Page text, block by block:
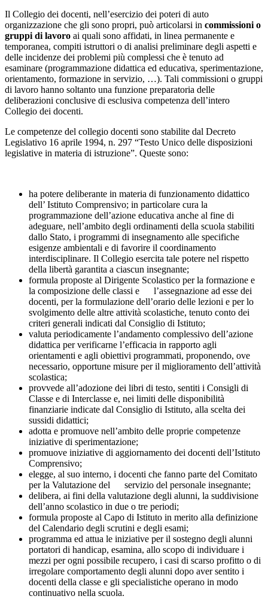
Il Collegio dei docenti, nell’esercizio dei poteri di auto
organizzazione che gli sono propri, può articolarsi in commissioni o
gruppi di lavoro ai quali sono affidati, in linea permanente e
temporanea, compiti istruttori o di analisi preliminare degli aspetti e
delle incidenze dei problemi più complessi che è tenuto ad
esaminare (programmazione didattica ed educativa, sperimentazione,
orientamento, formazione in servizio, …). Tali commissioni o gruppi
di lavoro hanno soltanto una funzione preparatoria delle
deliberazioni conclusive di esclusiva competenza dell’intero
Collegio dei docenti.
Le competenze del collegio docenti sono stabilite dal Decreto
Legislativo 16 aprile 1994, n. 297 “Testo Unico delle disposizioni
legislative in materia di istruzione”. Queste sono:
ha potere deliberante in materia di funzionamento didattico
dell’ Istituto Comprensivo; in particolare cura la
programmazione dell’azione educativa anche al fine di
adeguare, nell’ambito degli ordinamenti della scuola stabiliti
dallo Stato, i programmi di insegnamento alle specifiche
esigenze ambientali e di favorire il coordinamento
interdisciplinare. Il Collegio esercita tale potere nel rispetto
della libertà garantita a ciascun insegnante;
formula proposte al Dirigente Scolastico per la formazione e
la composizione delle classi e l’assegnazione ad esse dei
docenti, per la formulazione dell’orario delle lezioni e per lo
svolgimento delle altre attività scolastiche, tenuto conto dei
criteri generali indicati dal Consiglio di Istituto;
valuta periodicamente l’andamento complessivo dell’azione
didattica per verificarne l’efficacia in rapporto agli
orientamenti e agli obiettivi programmati, proponendo, ove
necessario, opportune misure per il miglioramento dell’attività
scolastica;
provvede all’adozione dei libri di testo, sentiti i Consigli di
Classe e di Interclasse e, nei limiti delle disponibilità
finanziarie indicate dal Consiglio di Istituto, alla scelta dei
sussidi didattici;
adotta e promuove nell’ambito delle proprie competenze
iniziative di sperimentazione;
promuove iniziative di aggiornamento dei docenti dell’Istituto
Comprensivo;
elegge, al suo interno, i docenti che fanno parte del Comitato
per la Valutazione del servizio del personale insegnante;
delibera, ai fini della valutazione degli alunni, la suddivisione
dell’anno scolastico in due o tre periodi;
formula proposte al Capo di Istituto in merito alla definizione
del Calendario degli scrutini e degli esami;
programma ed attua le iniziative per il sostegno degli alunni
portatori di handicap, esamina, allo scopo di individuare i
mezzi per ogni possibile recupero, i casi di scarso profitto o di
irregolare comportamento degli alunni dopo aver sentito i
docenti della classe e gli specialistiche operano in modo
continuativo nella scuola.